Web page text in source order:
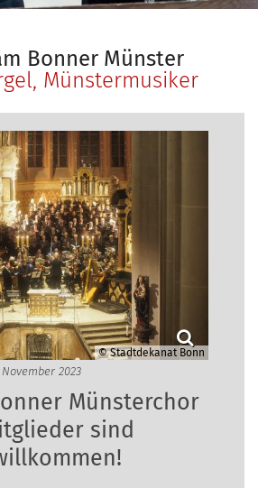
Bonner Münster
Münstermusiker
© Stadtdekanat Bonn
2023
Münsterchor
sind